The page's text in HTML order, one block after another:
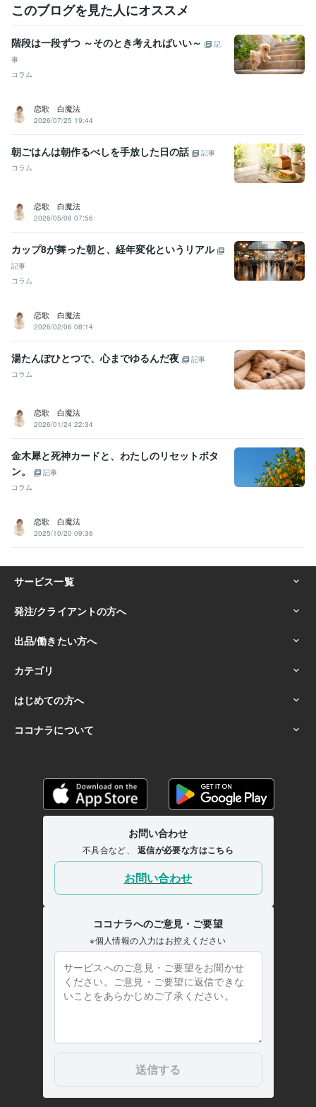
このブログを見た人にオススメ
階段は一段ずつ ～そのとき考えればいい～
記
事
コラム
恋歌 白魔法
2026/07/25 19:44
朝ごはんは朝作るべしを手放した日の話
記事
コラム
恋歌 白魔法
2026/05/08 07:56
カップ8が舞った朝と、経年変化というリアル
記事
コラム
恋歌 白魔法
2026/02/06 08:14
湯たんぽひとつで、心までゆるんだ夜
記事
コラム
恋歌 白魔法
2026/01/24 22:34
金木犀と死神カードと、わたしのリセットボタ
ン。
記事
コラム
恋歌 白魔法
2025/10/20 09:36